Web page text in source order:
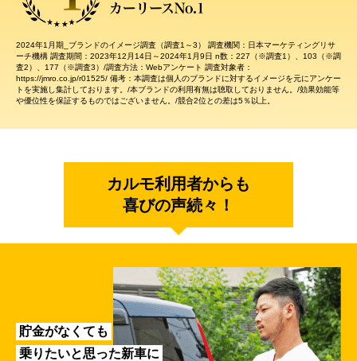
2024年1月期_ブランドのイメージ調査（調査1～3） 調査機関：日本マーケティングリサ
ーチ機構 調査期間：2023年12月14日～2024年1月9日 n数：227（※調査1）、103（※調
査2）、177（※調査3）/調査方法：Webアンケート 調査対象者：
https://jmro.co.jp/r01525/ 備考：本調査は個人のブランドに対するイメージを元にアンケー
トを実施し集計しております。/本ブランドの利用有無は聴取しておりません。/効果効能等
や優位性を保証するものではございません。/競合2位との差は5％以上。
カルモ利用者からも
喜びの声続々！
貯金がなくても
乗りたいと思った新車に